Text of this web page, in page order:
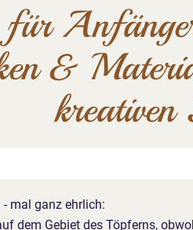
für
&
kreativen
mal ganz ehrlich:
dem Gebiet des Töpferns,